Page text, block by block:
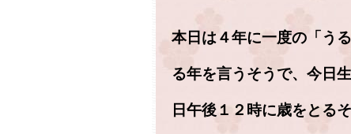
本日は４年に一度の「う
る年を言うそうで、今日
日午後１２時に歳をとる